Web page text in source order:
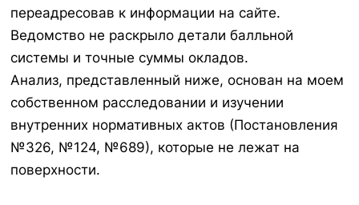
переадресовав к информации на сайте.
Ведомство не раскрыло детали балльной
системы и точные суммы окладов.
Анализ, представленный ниже, основан на моем
собственном расследовании и изучении
внутренних нормативных актов (Постановления
№326, №124, №689), которые не лежат на
поверхности.